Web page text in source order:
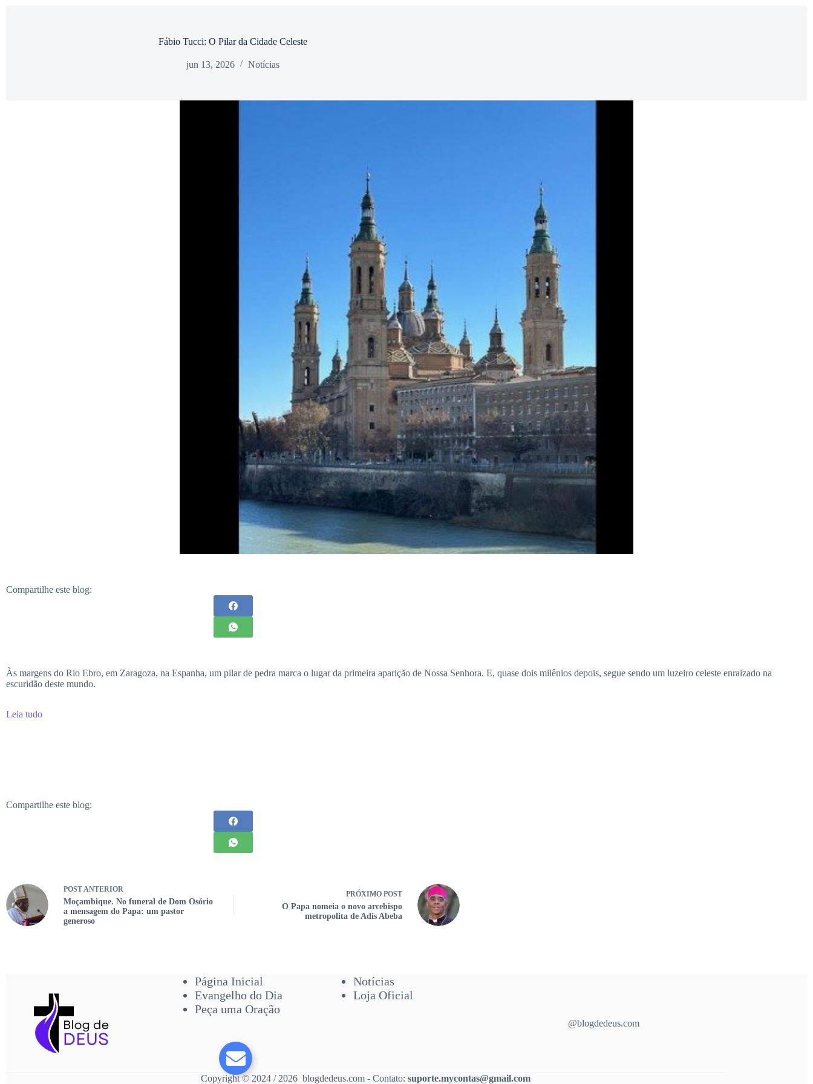
Fábio Tucci: O Pilar da Cidade Celeste
jun 13, 2026 Notícias
Compartilhe este blog:
Às margens do Rio Ebro, em Zaragoza, na Espanha, um pilar de pedra marca o lugar da primeira aparição de Nossa Senhora. E, quase dois milênios depois, segue sendo um luzeiro celeste enraizado na
escuridão deste mundo.
Leia tudo
Compartilhe este blog:
POSTANTERIOR
Moçambique. No funeral de Dom Osório
a mensagem do Papa: um pastor
generoso
PRÓXIMO POST
O Papa nomeia o novo arcebispo
metropolita de Adis Abeba
Página Inicial
Evangelho do Dia
Peça uma Oração
Notícias
Loja Oficial
@blogdedeus.com
Copyright © 2024 / 2026 blogdedeus.com - Contato:suporte.mycontas@gmail.com